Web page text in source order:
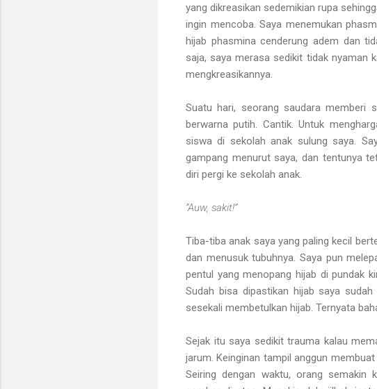
yang dikreasikan sedemikian rupa
ingin mencoba. Saya menemukan
hijab phasmina cenderung adem dan
saja, saya merasa sedikit tidak nyaman
mengkreasikannya.
Suatu hari, seorang saudara memberi
berwarna putih. Cantik. Untuk
siswa di sekolah anak sulung saya.
gampang menurut saya, dan tentunya
diri pergi ke sekolah anak.
“Auw, sakit!”
Tiba-tiba anak saya yang paling kecil
dan menusuk tubuhnya. Saya pun
pentul yang menopang hijab di pundak
Sudah bisa dipastikan hijab saya
sesekali membetulkan hijab. Ternyata
Sejak itu saya sedikit trauma kalau
jarum. Keinginan tampil anggun
Seiring dengan waktu, orang semakin